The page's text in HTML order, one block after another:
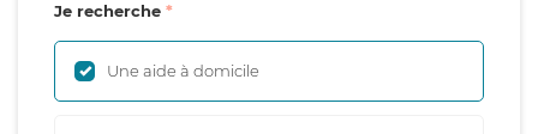
Je recherche
Une aide à domicile